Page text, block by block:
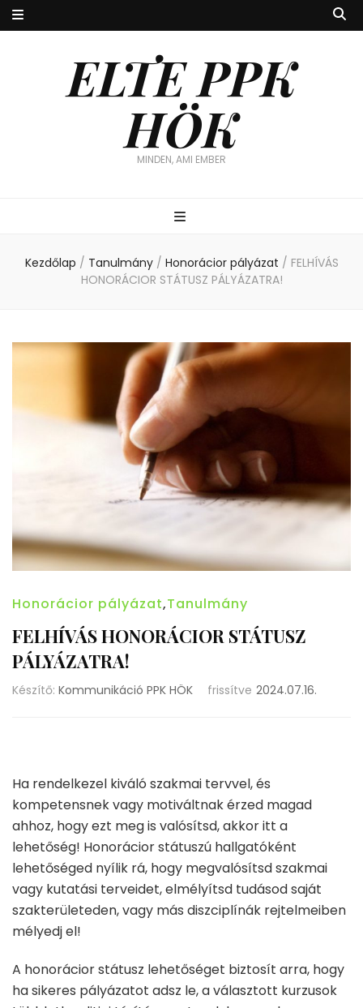
ELTE PPK
HÖK
MINDEN, AMI EMBER
Kezdőlap / Tanulmány / Honorácior pályázat / FELHÍVÁS
HONORÁCIOR STÁTUSZ PÁLYÁZATRA!
Honorácior pályázat,Tanulmány
FELHÍVÁS HONORÁCIOR STÁTUSZ
PÁLYÁZATRA!
Készítő: Kommunikáció PPK HÖK frissítve 2024.07.16.
Ha rendelkezel kiváló szakmai tervvel, és
kompetensnek vagy motiváltnak érzed magad
ahhoz, hogy ezt meg is valósítsd, akkor itt a
lehetőség! Honorácior státuszú hallgatóként
lehetőséged nyílik rá, hogy megvalósítsd szakmai
vagy kutatási terveidet, elmélyítsd tudásod saját
szakterületeden, vagy más diszciplínák rejtelmeiben
mélyedj el!
A honorácior státusz lehetőséget biztosít arra, hogy
ha sikeres pályázatot adsz le, a választott kurzusok